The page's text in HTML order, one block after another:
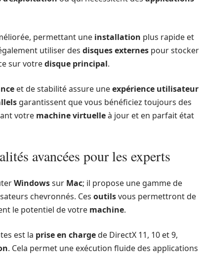
permettant une installation plus rapide et
utiliser des disques externes pour stocker
sur votredisque principal.
et de stabilité assure uneexpérience utilisateur
garantissent que vous bénéficiez toujours des
votre machine virtuelleà jour et en parfait état
avancées pour les experts
Windowssur Mac; il propose une gamme de
chevronnés. Ces outilsvous permettront de
le potentiel de votre machine.
est la prise en chargede DirectX 11, 10 et 9,
. Cela permet une exécution fluide des applications